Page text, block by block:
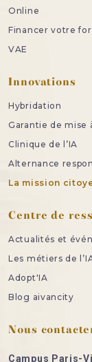
Online
Financer votre
VAE
Innovations
Hybridation
Garantie de mise
Clinique de l’IA
Alternance
La mission
Centre de
Actualités et
Les métiers de
Adopt'IA
Blog aivancity
Nous
Campus Paris-